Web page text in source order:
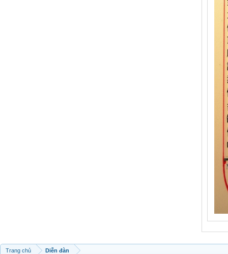
Trang chủ Diễn đàn